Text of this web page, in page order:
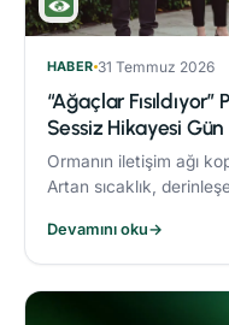
HABER 31 Temmuz 2026
“Ağaçlar
Sessiz Hikayesi Gün
Ormanın iletişim ağı
Artan sıcaklık,
getiriyor.
Devamını oku→